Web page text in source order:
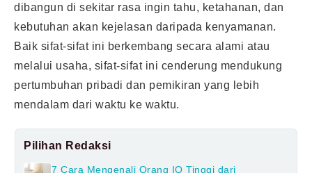
dibangun di sekitar rasa ingin tahu, ketahanan, dan
kebutuhan akan kejelasan daripada kenyamanan.
Baik sifat-sifat ini berkembang secara alami atau
melalui usaha, sifat-sifat ini cenderung mendukung
pertumbuhan pribadi dan pemikiran yang lebih
mendalam dari waktu ke waktu.
Pilihan Redaksi
7 Cara Mengenali Orang IQ Tinggi dari